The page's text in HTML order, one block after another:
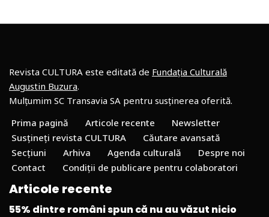
Revista CULTURA este editată de Fundația Culturală
Augustin Buzura.
Mulțumim SC Transavia SA pentru susținerea oferită.
Prima pagină
Articole recente
Newsletter
Susțineți revista CULTURA
Căutare avansată
Secțiuni
Arhiva Agenda culturală
Despre noi
Contact
Condiții de publicare pentru colaboratori
Articole recente
55% dintre români spun că nu au văzut nicio